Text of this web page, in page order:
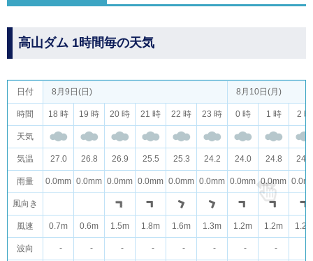
高山ダム 1時間毎の天気
日付
時間
天気
気温
雨量
風向き
風速
波向
8月9日(日) 8月10日(月)
18 時 19 時 20 時 21 時 22 時 23 時 0 時 1 時 2 時
27.0 26.8 26.9 25.5 25.3 24.2 24.0 24.8 24.7
0.0mm 0.0mm 0.0mm 0.0mm 0.0mm 0.0mm 0.0mm 0.0mm
0.7m 0.6m 1.5m 1.8m 1.6m 1.3m 1.2m 1.2m 1.2m
- - - - - - - -